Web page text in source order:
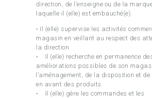
direction, de l’enseigne ou de la
laquelle il (elle) est embauché(e).
• Il (elle) supervise les activités
magasin en veillant au respect des
la direction
• Il (elle) recherche en permanence
améliorations possibles de son
l’aménagement, de la disposition et
en avant des produits
• Il (elle) gère les commandes et les